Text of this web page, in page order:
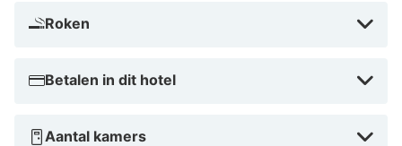
Roken
Betalen in dit hotel
Aantal kamers